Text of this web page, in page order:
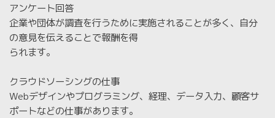
アンケート回答
企業や団体が調査を行うために実施されることが多く、自分
の意見を伝えることで報酬を得
られます。
クラウドソーシングの仕事
Webデザインやプログラミング、経理、データ入力、顧客サ
ポートなどの仕事があります。